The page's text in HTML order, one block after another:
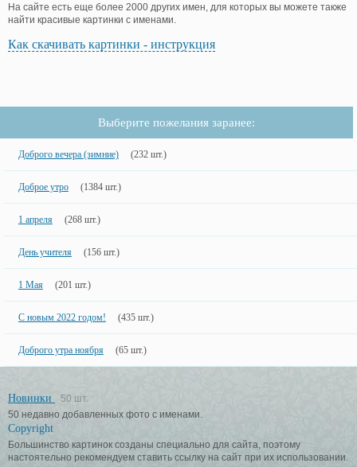
На сайте есть еще более 2000 других имен, для которых вы можете также
найти красивые картинки с именами.
Как скачивать картинки - инструкция
Выберите пожелания заранее:
Доброго вечера (зимние) (232 шт.)
Доброе утро (1384 шт.)
1 апреля (268 шт.)
День учителя (156 шт.)
1 Мая (201 шт.)
С новым 2022 годом! (435 шт.)
Доброго утра ноября (65 шт.)
Новинки
50 шт.
50 недавно добавленных фото с именами.
Copyright
Большинство картинок созданы специально для сайта, поэтому
настоятельно рекомендуем ставить ссылку на сайт при их использовании.